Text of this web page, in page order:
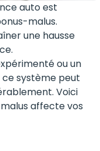
auto est
malus.
une hausse
ou un
système peut
Voici
affecte vos